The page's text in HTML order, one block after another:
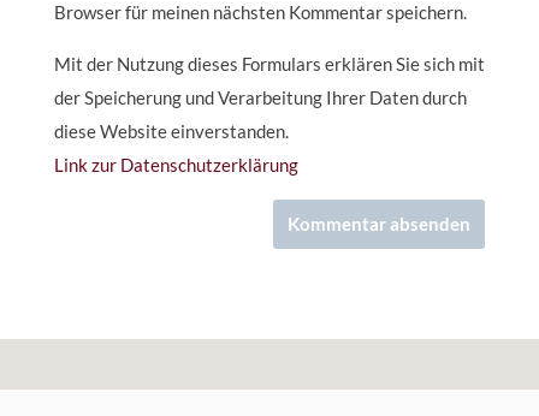
Browser für meinen nächsten Kommentar speichern.
Mit der Nutzung dieses Formulars erklären Sie sich mit
der Speicherung und Verarbeitung Ihrer Daten durch
diese Website einverstanden.
Link zur Datenschutzerklärung